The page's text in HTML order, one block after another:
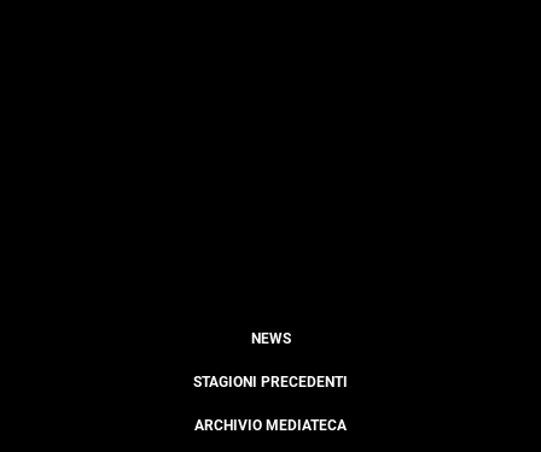
NEWS
STAGIONI PRECEDENTI
ARCHIVIO MEDIATECA